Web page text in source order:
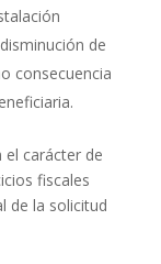
de
consecuencia
carácter de
fiscales
de la solicitud